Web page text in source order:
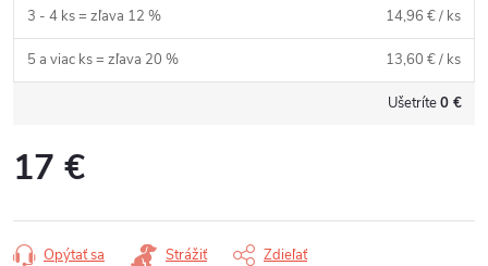
3 - 4 ks = zľava 12 % 14,96 €/ ks
5 a viac ks = zľava 20 % 13,60 €/ ks
Ušetríte0 €
17 €
cena:
Opýtať sa Strážiť Zdieľať